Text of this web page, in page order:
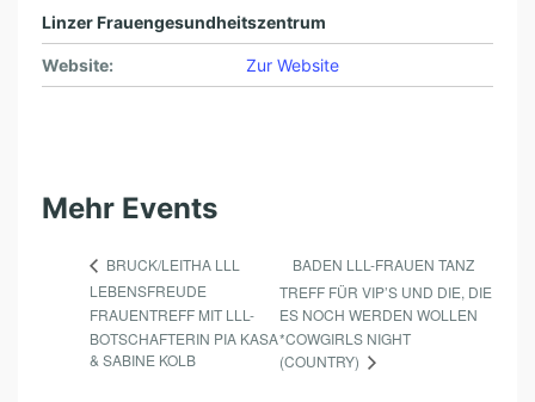
Linzer Frauengesundheitszentrum
Website: Zur Website
Mehr Events
BRUCK/LEITHA LLL
LEBENSFREUDE
FRAUENTREFF MIT LLL-
BOTSCHAFTERIN PIA KASA
& SABINE KOLB
BADEN LLL-FRAUEN TANZ
TREFF FÜR VIP’S UND DIE, DIE
ES NOCH WERDEN WOLLEN
*COWGIRLS NIGHT
(COUNTRY)